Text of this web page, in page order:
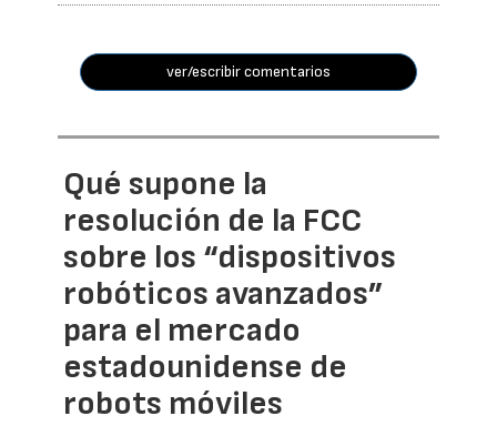
ver/escribir comentarios
Qué supone la
resolución de la FCC
sobre los “dispositivos
robóticos avanzados”
para el mercado
estadounidense de
robots móviles